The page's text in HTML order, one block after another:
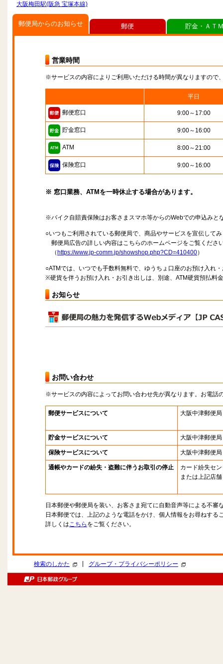
大阪梅田駅(阪急 宝塚本線)
郵便局からのお知らせ
営業時間
※サービスの内容によりご利用いただける時間が異なりますので
平日
郵便窓口 9:00～17:00
貯金窓口 9:00～16:00
ATM 8:00～21:00
保険窓口 9:00～16:00
※ 窓口業務、ATMを一時休止する場合があります。
※バイク自賠責保険はお客さまスマホ等からのWebでの申込みと
○いつもご利用されている郵便局で、商品やサービスを宣伝して
郵便局広告の詳しい内容はこちらのホームページをご覧くださ
（ https://www.jp-comm.jp/showshop.php?CD=410400）
○ATMでは、いつでも手数料無料で、ゆうちょ口座のお預け入れ
※硬貨を伴うお預け入れ・お引き出しは、別途、ATM硬貨預払料
お知らせ
お問い合わせ
※サービスの内容によってお問い合わせ先が異なります。お電話
郵便サービスについて 大阪中津郵便局
貯金サービスについて 大阪中津郵便局
保険サービスについて 大阪中津郵便局
通帳やカードの紛失・盗難に伴うお取引の停止
カード紛失セ
または上記店舗
日本郵便や郵便局を装い、お客さま宛てに自動音声等による不審
日本郵便では、上記のような電話をかけ、個人情報をお尋ねする
詳しくはこちら をご覧ください。
郵便 貯金・ＡＴ
検索のしかた グループ・プライバシーポリシー